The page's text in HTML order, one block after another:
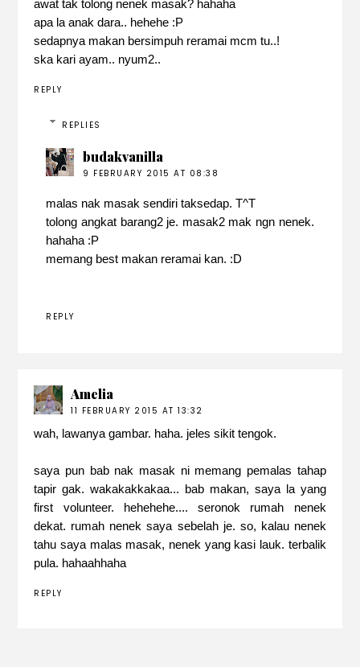
awat tak tolong nenek masak? hahaha
apa la anak dara.. hehehe :P
sedapnya makan bersimpuh reramai mcm tu..!
ska kari ayam.. nyum2..
REPLY
REPLIES
budakvanilla
9 FEBRUARY 2015 AT 08:38
malas nak masak sendiri taksedap. T^T
tolong angkat barang2 je. masak2 mak ngn nenek.
hahaha :P
memang best makan reramai kan. :D
REPLY
Amelia
11 FEBRUARY 2015 AT 13:32
wah, lawanya gambar. haha. jeles sikit tengok.
saya pun bab nak masak ni memang pemalas tahap
tapir gak. wakakakkakaa... bab makan, saya la yang
first volunteer. hehehehe.... seronok rumah nenek
dekat. rumah nenek saya sebelah je. so, kalau nenek
tahu saya malas masak, nenek yang kasi lauk. terbalik
pula. hahaahhaha
REPLY